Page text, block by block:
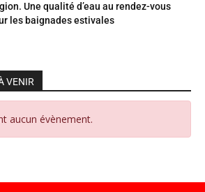
Une qualité d’eau au rendez-vous
les baignades estivales
VENIR
aucun évènement.